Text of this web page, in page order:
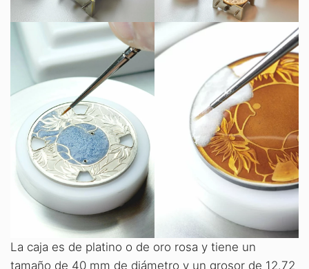
La caja es de platino o de oro rosa y tiene un
tamaño de 40 mm de diámetro y un grosor de 12.72